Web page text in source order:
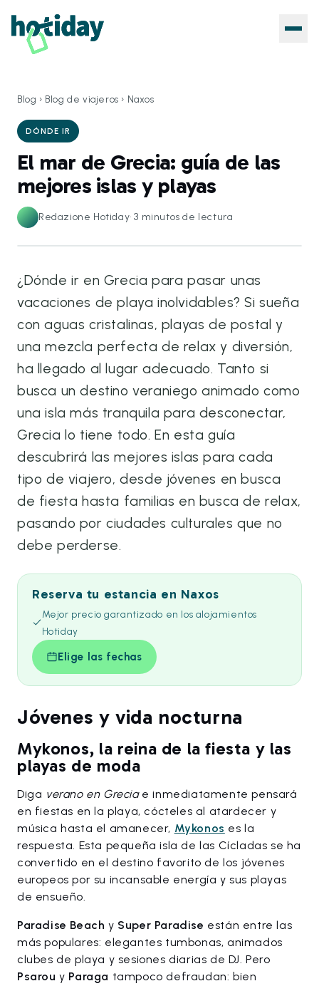
Blog › Blog de viajeros › Naxos
DÓNDE IR
El mar de Grecia: guía de las
mejores islas y playas
Redazione Hotiday·3 minutos de lectura
¿Dónde ir en Grecia para pasar unas
vacaciones de playa inolvidables? Si sueña
con aguas cristalinas, playas de postal y
una mezcla perfecta de relax y diversión,
ha llegado al lugar adecuado. Tanto si
busca un destino veraniego animado como
una isla más tranquila para desconectar,
Grecia lo tiene todo. En esta guía
descubrirá las mejores islas para cada
tipo de viajero, desde jóvenes en busca
de fiesta hasta familias en busca de relax,
pasando por ciudades culturales que no
debe perderse.
Reserva tu estancia en Naxos
Mejor precio garantizado en los alojamientos
Hotiday
Elige las fechas
Jóvenes y vida nocturna
Mykonos, la reina de la fiesta y las
playas de moda
Diga verano en Greciae inmediatamente pensará
en fiestas en la playa, cócteles al atardecer y
música hasta el amanecer, Mykonos es la
respuesta. Esta pequeña isla de las Cícladas se ha
convertido en el destino favorito de los jóvenes
europeos por su incansable energía y sus playas
de ensueño.
Paradise Beach y Super Paradise están entre las
más populares: elegantes tumbonas, animados
clubes de playa y sesiones diarias de DJ. Pero
Psarou y Paraga tampoco defraudan: bien